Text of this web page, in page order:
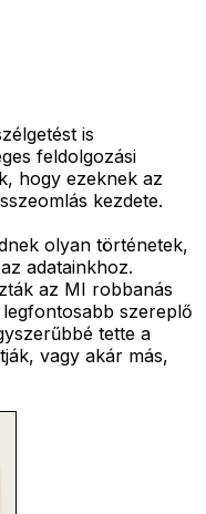
is
feldolgozási
hogy ezeknek az
kezdete.
olyan történetek,
adatainkhoz.
az MI robbanás
szereplő
tette a
vagy akár más,